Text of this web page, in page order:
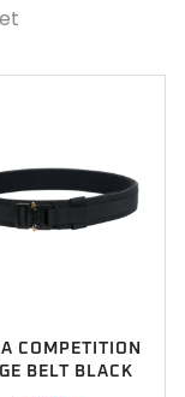
COMPETITION
BELT BLACK